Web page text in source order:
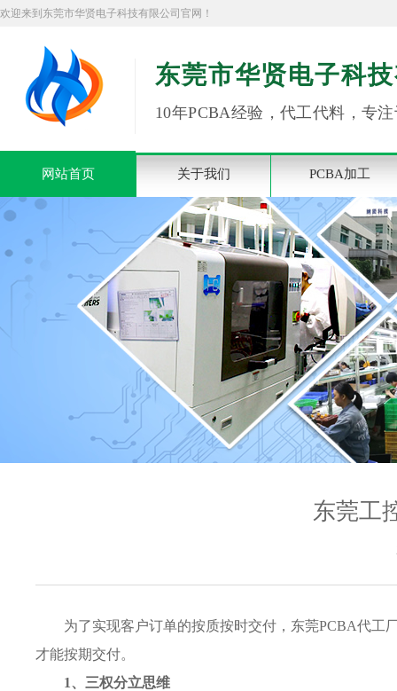
欢迎来到东莞市华贤电子科技有限公司官网！
东莞市华贤电子科
10年PCBA经验，代工代料，专
网站首页 关于我们 PCBA加工
东莞工
为了实现客户订单的按质按时交付，东莞PCBA代工
才能按期交付。
1、三权分立思维